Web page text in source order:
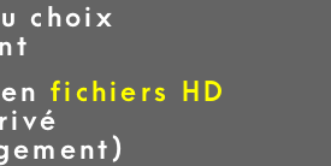
choix
fichiers HD